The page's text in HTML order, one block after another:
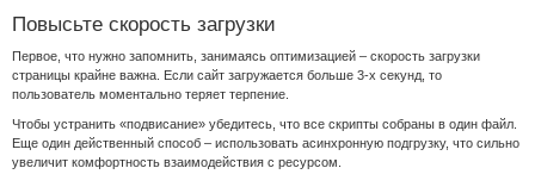
Повысьте скорость загрузки
Первое, что нужно запомнить, занимаясь оптимизацией – скорость загрузки
страницы крайне важна. Если сайт загружается больше 3-х секунд, то
пользователь моментально теряет терпение.
Чтобы устранить «подвисание» убедитесь, что все скрипты собраны в один файл.
Еще один действенный способ – использовать асинхронную подгрузку, что сильно
увеличит комфортность взаимодействия с ресурсом.